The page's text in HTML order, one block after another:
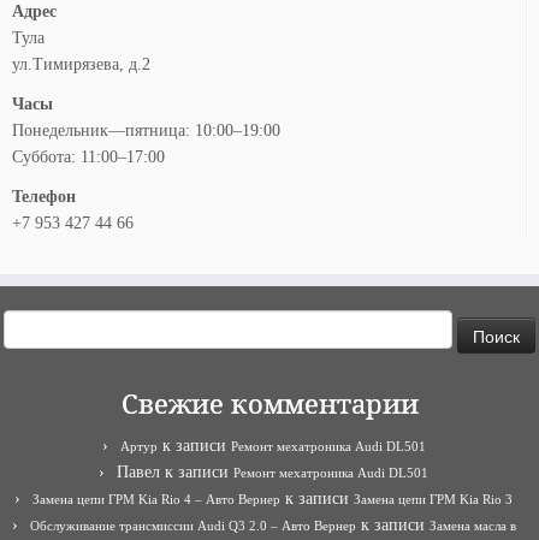
Адрес
Тула
ул.Тимирязева, д.2
Часы
Понедельник—пятница: 10:00–19:00
Суббота: 11:00–17:00
Телефон
+7 953 427 44 66
Свежие комментарии
Артур к записи Ремонт мехатроника Audi DL501
Павел к записи Ремонт мехатроника Audi DL501
Замена цепи ГРМ Kia Rio 4 – Авто Вернер к записи Замена цепи ГРМ Kia Rio 3
Обслуживание трансмиссии Audi Q3 2.0 – Авто Вернер к записи Замена масла в